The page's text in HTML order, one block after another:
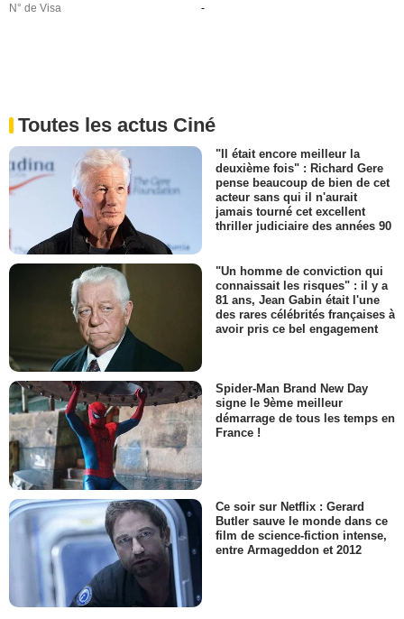
N° de Visa
-
Toutes les actus Ciné
"Il était encore meilleur la
deuxième fois" : Richard Gere
pense beaucoup de bien de cet
acteur sans qui il n'aurait
jamais tourné cet excellent
thriller judiciaire des années 90
"Un homme de conviction qui
connaissait les risques" : il y a
81 ans, Jean Gabin était l'une
des rares célébrités françaises à
avoir pris ce bel engagement
Spider-Man Brand New Day
signe le 9ème meilleur
démarrage de tous les temps en
France !
Ce soir sur Netflix : Gerard
Butler sauve le monde dans ce
film de science-fiction intense,
entre Armageddon et 2012